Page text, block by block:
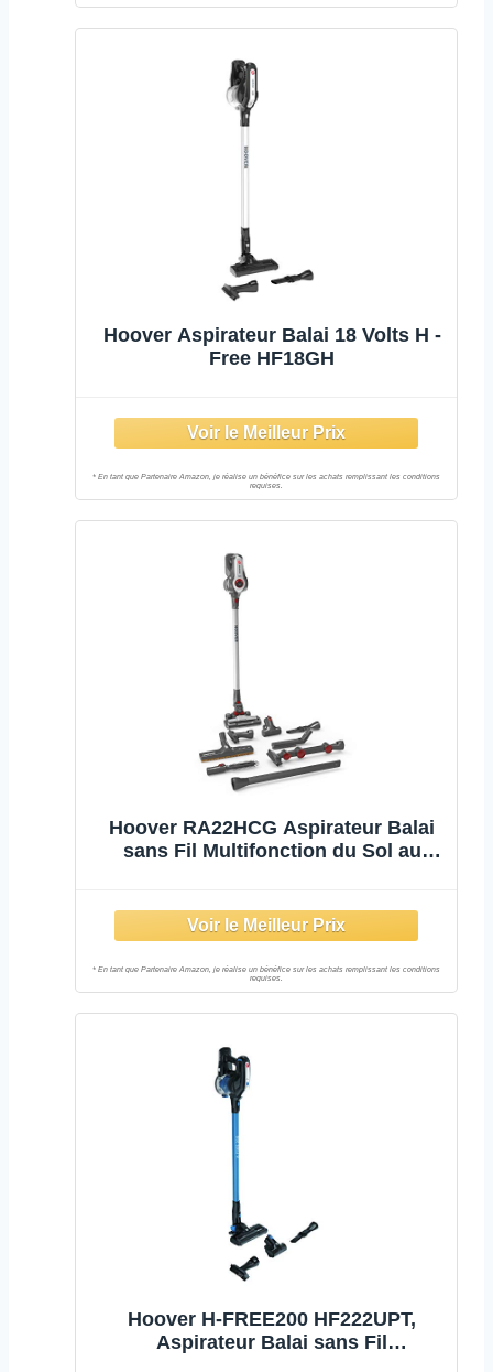
Hoover Aspirateur Balai 18 Volts H -
Free HF18GH
Hoover RA22HCG Aspirateur Balai
sans Fil Multifonction du Sol au
Hoover H-FREE200 HF222UPT,
Aspirateur Balai sans Fil